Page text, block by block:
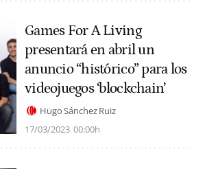
Games For A Living
presentará en abril un
anuncio “histórico” para los
videojuegos ‘blockchain’
Hugo Sánchez Ruiz
17/03/2023 00:00h